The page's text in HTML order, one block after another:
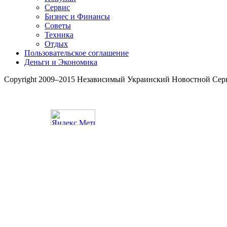
Сервис
Бизнес и Финансы
Советы
Техника
Отдых
Пользовательское соглашение
Деньги и Экономика
Copyright 2009–2015 Независимый Украинский Новостной